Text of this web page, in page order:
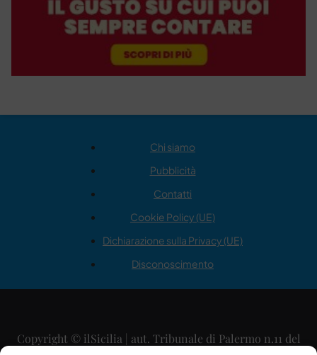
Chi siamo
Pubblicità
Contatti
Cookie Policy (UE)
Dichiarazione sulla Privacy (UE)
Disconoscimento
Copyright © ilSicilia | aut. Tribunale di Palermo n.11 del